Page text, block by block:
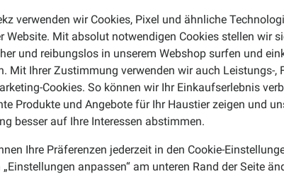
verwenden wir Cookies, Pixel und ähnliche
Website. Mit absolut notwendigen Cookies stellen wir
und reibungslos in unserem Webshop surfen und
Mit Ihrer Zustimmung verwenden wir auch Leistungs-,
Cookies. So können wir Ihr Einkaufserlebnis
Produkte und Angebote für Ihr Haustier zeigen und
besser auf Ihre Interessen abstimmen.
Ihre Präferenzen jederzeit in den Cookie-
„Einstellungen anpassen“ am unteren Rand der Seite
direkt ins Haus!
25-11-2019